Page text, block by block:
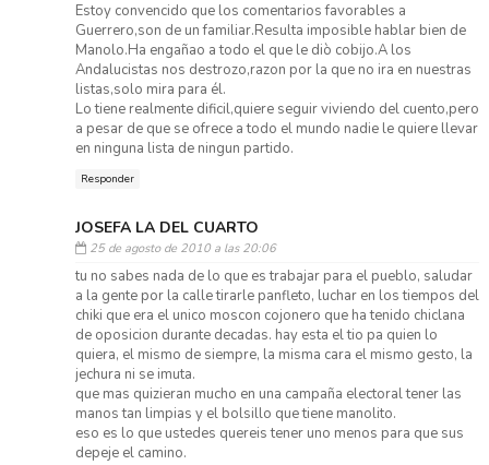
Estoy convencido que los comentarios favorables a
Guerrero,son de un familiar.Resulta imposible hablar bien de
Manolo.Ha engañao a todo el que le diò cobijo.A los
Andalucistas nos destrozo,razon por la que no ira en nuestras
listas,solo mira para él.
Lo tiene realmente dificil,quiere seguir viviendo del cuento,pero
a pesar de que se ofrece a todo el mundo nadie le quiere llevar
en ninguna lista de ningun partido.
Responder
JOSEFA LA DEL CUARTO
25 de agosto de 2010 a las 20:06
tu no sabes nada de lo que es trabajar para el pueblo, saludar
a la gente por la calle tirarle panfleto, luchar en los tiempos del
chiki que era el unico moscon cojonero que ha tenido chiclana
de oposicion durante decadas. hay esta el tio pa quien lo
quiera, el mismo de siempre, la misma cara el mismo gesto, la
jechura ni se imuta.
que mas quizieran mucho en una campaña electoral tener las
manos tan limpias y el bolsillo que tiene manolito.
eso es lo que ustedes quereis tener uno menos para que sus
depeje el camino.